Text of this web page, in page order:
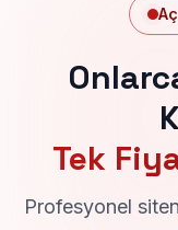
Tek
Profesyonel